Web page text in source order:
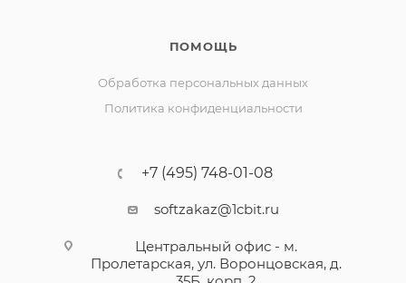
ПОМОЩЬ
Обработка персональных данных
Политика конфиденциальности
+7 (495) 748-01-08
softzakaz@1cbit.ru
Центральный офис - м.
Пролетарская, ул. Воронцовская, д.